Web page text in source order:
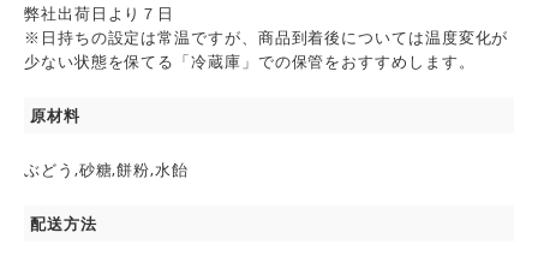
弊社出荷日より７日
※日持ちの設定は常温ですが、商品到着後については温度変化が
少ない状態を保てる「冷蔵庫」での保管をおすすめします。
原材料
ぶどう,砂糖,餅粉,水飴
配送方法